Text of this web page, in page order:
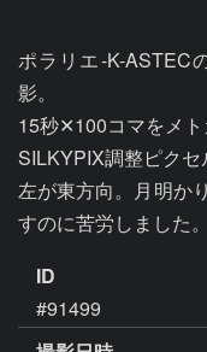
ポラリエ-K-ASTEC
影。
15秒✕100コマをメト
SILKYPIX調整ピクセ
左が東方向。月明か
ID
#91499